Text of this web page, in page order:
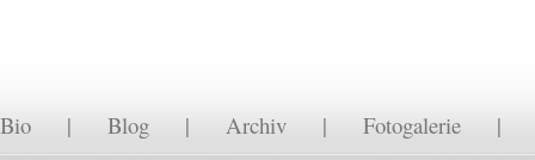
Bio | Blog | Archiv | Fotogalerie